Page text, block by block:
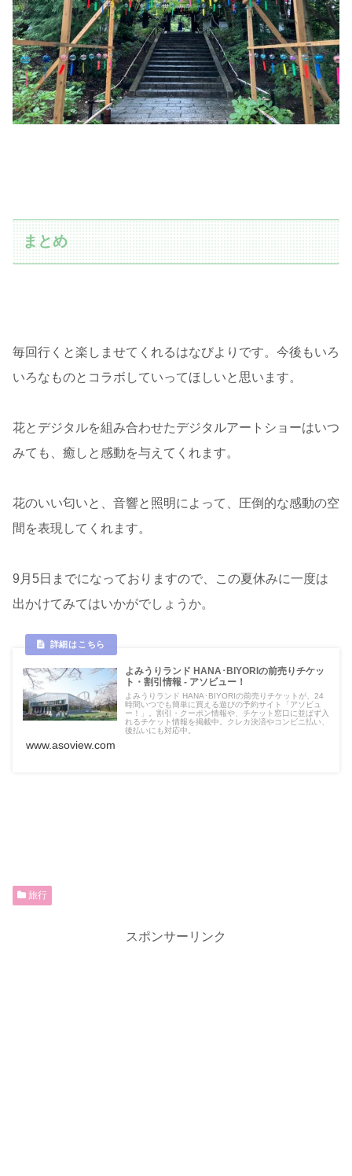
まとめ
毎回行くと楽しませてくれるはなびよりです。今後もいろ
いろなものとコラボしていってほしいと思います。
花とデジタルを組み合わせたデジタルアートショーはいつ
みても、癒しと感動を与えてくれます。
花のいい匂いと、音響と照明によって、圧倒的な感動の空
間を表現してくれます。
9月5日までになっておりますので、この夏休みに一度は
出かけてみてはいかがでしょうか。
よみうりランド HANA･BIYORIの前売りチケッ
ト・割引情報 - アソビュー！
よみうりランド HANA･BIYORIの前売りチケットが、24
時間いつでも簡単に買える遊びの予約サイト「アソビュ
ー！」。割引・クーポン情報や、チケット窓口に並ばず入
れるチケット情報を掲載中。クレカ決済やコンビニ払い、
後払いにも対応中。
www.asoview.com
旅行
スポンサーリンク